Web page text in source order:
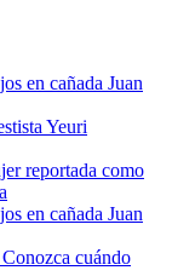
en cañada Juan
Yeuri
reportada como
en cañada Juan
cuándo